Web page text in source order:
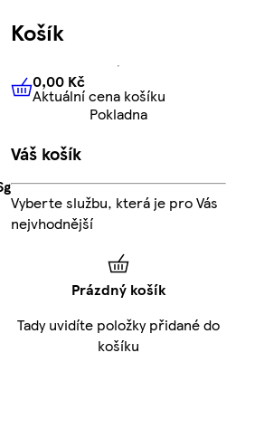
Košík
0,00 KčAktuální cena košíku
0,00 Kč
Aktuální cena košíku
Pokladna
Váš košík
Vyberte službu, která je pro Vás
nejvhodnější
Prázdný košík
Tady uvidíte položky přidané do
košíku